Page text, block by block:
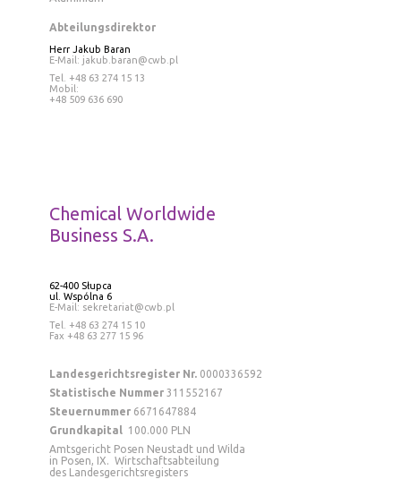
Abteilungsdirektor
Herr Jakub Baran
E-Mail: jakub.baran@cwb.pl
Tel . +48 63 274 15 13
Mobil:
+48 509 636 690
Chemical Worldwide
Business S.A.
62-400 Słupca
ul. Wspólna 6
E-Mail: sekretariat@cwb.pl
Tel . +48 63 274 15 10
Fax +48 63 277 15 96
Landesgerichtsregister Nr.0000336592
Statistische Nummer311552167
Steuernummer6671647884
Grundkapital 100.000 PLN
Amtsgericht Posen Neustadt und Wilda
in Posen, IX. Wirtschaftsabteilung
des Landesgerichtsregisters